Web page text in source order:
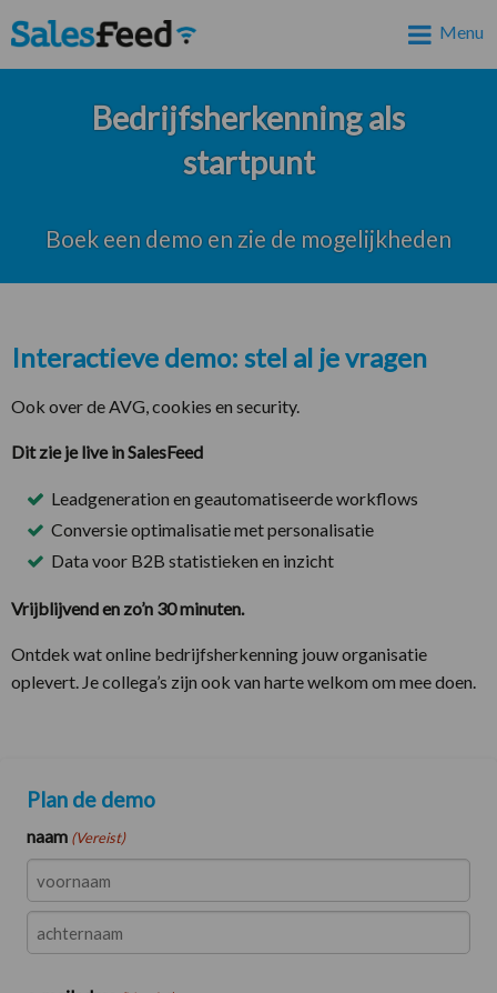
Menu
Bedrijfsherkenning als
startpunt
Boek een demo en zie de mogelijkheden
Interactieve demo: stel al je vragen
Ook over de AVG, cookies en security.
Dit zie je live in SalesFeed
Leadgeneration en geautomatiseerde workflows
Conversie optimalisatie met personalisatie
Data voor B2B statistieken en inzicht
Vrijblijvend en zo’n 30 minuten.
Ontdek wat online bedrijfsherkenning jouw organisatie
oplevert. Je collega’s zijn ook van harte welkom om mee doen.
Plan de demo
naam (Vereist)
Naam